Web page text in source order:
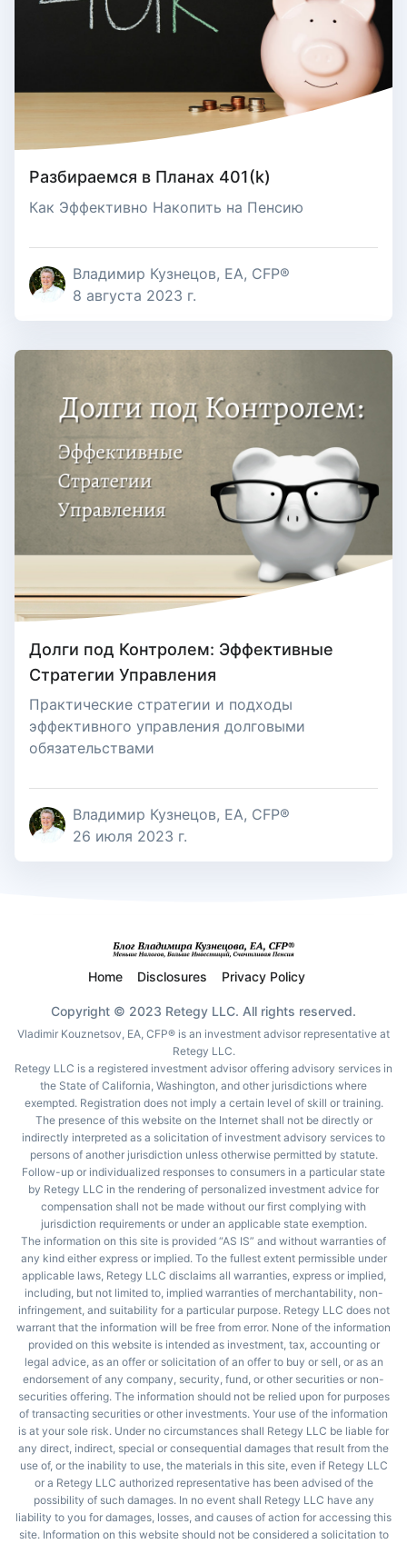
Разбираемся в Планах 401(k)
Как Эффективно Накопить на Пенсию
Владимир Кузнецов, EA, CFP®
8 августа 2023 г.
Долги под Контролем: Эффективные
Стратегии Управления
Практические стратегии и подходы
эффективного управления долговыми
обязательствами
Владимир Кузнецов, EA, CFP®
26 июля 2023 г.
Home Disclosures Privacy Policy
Copyright © 2023 Retegy LLC. All rights reserved.
Vladimir Kouznetsov, EA, CFP® is an investment advisor representative at
Retegy LLC.
Retegy LLC is a registered investment advisor offering advisory services in
the State of California, Washington, and other jurisdictions where
exempted. Registration does not imply a certain level of skill or training.
The presence of this website on the Internet shall not be directly or
indirectly interpreted as a solicitation of investment advisory services to
persons of another jurisdiction unless otherwise permitted by statute.
Follow-up or individualized responses to consumers in a particular state
by Retegy LLC in the rendering of personalized investment advice for
compensation shall not be made without our first complying with
jurisdiction requirements or under an applicable state exemption.
The information on this site is provided “AS IS” and without warranties of
any kind either express or implied. To the fullest extent permissible under
applicable laws, Retegy LLC disclaims all warranties, express or implied,
including, but not limited to, implied warranties of merchantability, non-
infringement, and suitability for a particular purpose. Retegy LLC does not
warrant that the information will be free from error. None of the information
provided on this website is intended as investment, tax, accounting or
legal advice, as an offer or solicitation of an offer to buy or sell, or as an
endorsement of any company, security, fund, or other securities or non-
securities offering. The information should not be relied upon for purposes
of transacting securities or other investments. Your use of the information
is at your sole risk. Under no circumstances shall Retegy LLC be liable for
any direct, indirect, special or consequential damages that result from the
use of, or the inability to use, the materials in this site, even if Retegy LLC
or a Retegy LLC authorized representative has been advised of the
possibility of such damages. In no event shall Retegy LLC have any
liability to you for damages, losses, and causes of action for accessing this
site. Information on this website should not be considered a solicitation to